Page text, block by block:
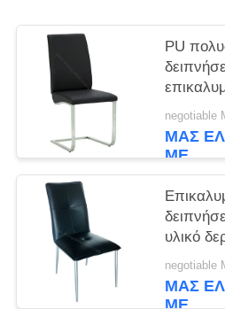
PU
negotiable
ΜΑΣ
ΜΕ
υλικό
εδρών
negotiable
ΜΑΣ
ΜΕ